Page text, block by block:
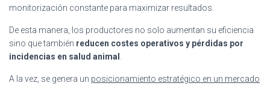
monitorización constante para maximizar resultados.
De esta manera, los productores no solo aumentan su eficiencia
sino que también reducen costes operativos y pérdidas por
incidencias en salud animal
A la vez, se genera un posicionamiento estratégico en un mercado